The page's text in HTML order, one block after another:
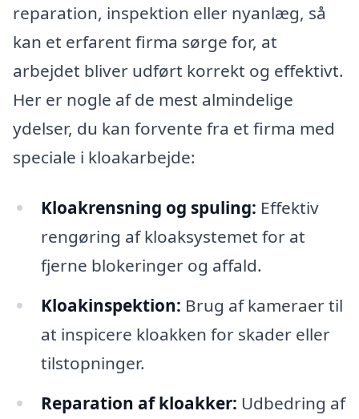
reparation, inspektion eller nyanlæg, så
kan et erfarent firma sørge for, at
arbejdet bliver udført korrekt og effektivt.
Her er nogle af de mest almindelige
ydelser, du kan forvente fra et firma med
speciale i kloakarbejde:
Kloakrensning og spuling: Effektiv
rengøring af kloaksystemet for at
fjerne blokeringer og affald.
Kloakinspektion: Brug af kameraer til
at inspicere kloakken for skader eller
tilstopninger.
Reparation af kloakker: Udbedring af